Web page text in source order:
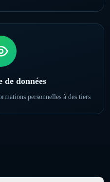
de données
personnelles à des tiers